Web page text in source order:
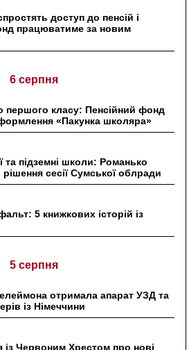
доступ до пенсій і
працюватиме за новим
6 серпня
першого класу: Пенсійний фонд
«Пакунка школяра»
та підземні школи: Романько
сесії Сумської облради
5 книжкових історій із
5 серпня
отримала апарат УЗД та
із Німеччини
Червоним Хрестом про нові